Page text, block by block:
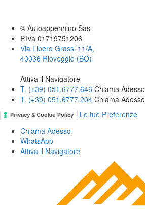
© Autoappennino Sas
P.Iva 01719751206
Via Libero Grassi 11/A,
40036 Rioveggio (BO)
Attiva il Navigatore
T. (+39­) 051.6777.646­ Chiama Adesso
T. (+39­) 051.6777.204­ Chiama Adesso
Privacy & Cookie Policy
Le tue Preferenze
Chiama Adesso
WhatsApp
Attiva il Navigatore